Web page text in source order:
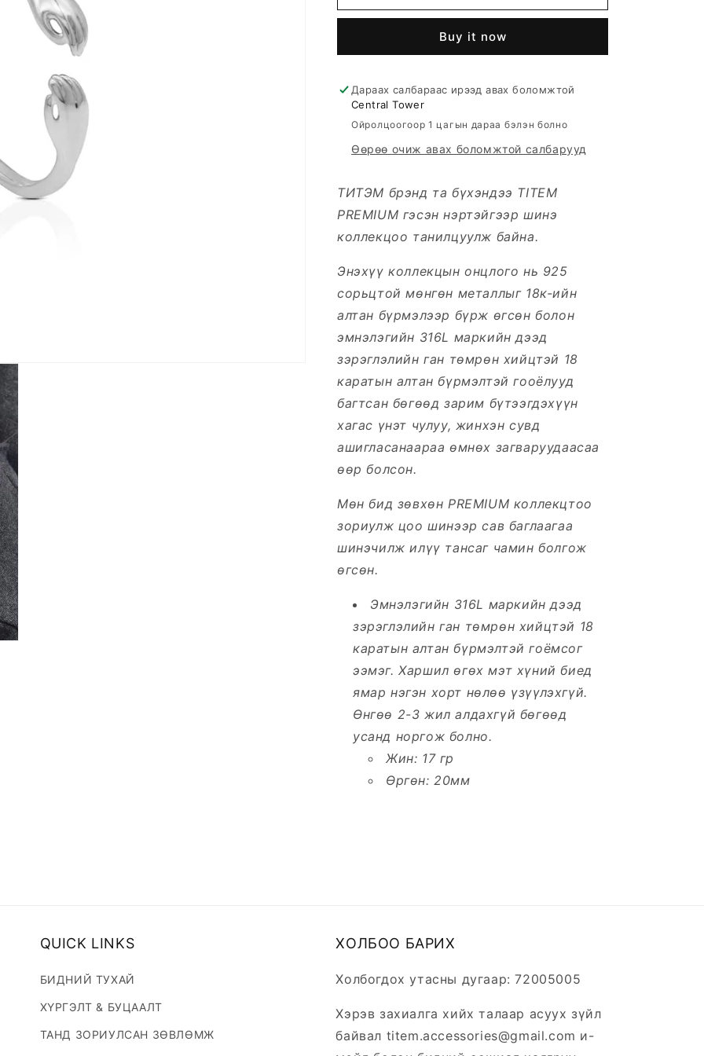
БӨГЖ
БӨГЖ
Buy it now
Дараах салбараас ирээд авах боломжтой
Central Tower
Ойролцоогоор 1 цагын дараа бэлэн болно
Өөрөө очиж авах боломжтой салбарууд
ТИТЭМ брэнд та бүхэндээ TITEM
PREMIUM гэсэн нэртэйгээр шинэ
коллекцоо танилцуулж байна.
Энэхүү коллекцын онцлого нь 925
сорьцтой мөнгөн металлыг 18к-ийн
алтан бүрмэлээр бүрж өгсөн болон
эмнэлэгийн 316L маркийн дээд
зэрэглэлийн ган төмрөн хийцтэй 18
каратын алтан бүрмэлтэй гооёлууд
багтсан бөгөөд зарим бүтээгдэхүүн
хагас үнэт чулуу, жинхэн сувд
ашигласанаараа өмнөх загваруудаасаа
өөр болсон.
Мөн бид зөвхөн PREMIUM коллекцтоо
зориулж цоо шинээр сав баглаагаа
шинэчилж илүү тансаг чамин болгож
өгсөн.
Эмнэлэгийн 316L маркийн дээд
зэрэглэлийн ган төмрөн хийцтэй 18
каратын алтан бүрмэлтэй гоёмсог
ээмэг. Харшил өгөх мэт хүний биед
ямар нэгэн хорт нөлөө үзүүлэхгүй.
Өнгөө 2-3 жил алдахгүй бөгөөд
усанд норгож болно.
Жин: 17 гр
Өргөн: 20мм
QUICK LINKS
БИДНИЙ ТУХАЙ
ХҮРГЭЛТ & БУЦААЛТ
ТАНД ЗОРИУЛСАН ЗӨВЛӨМЖ
ХОЛБОО БАРИХ
Холбогдох утасны дугаар: 72005005
Хэрэв захиалга хийх талаар асуух зүйл
байвал titem.accessories@gmail.com и-